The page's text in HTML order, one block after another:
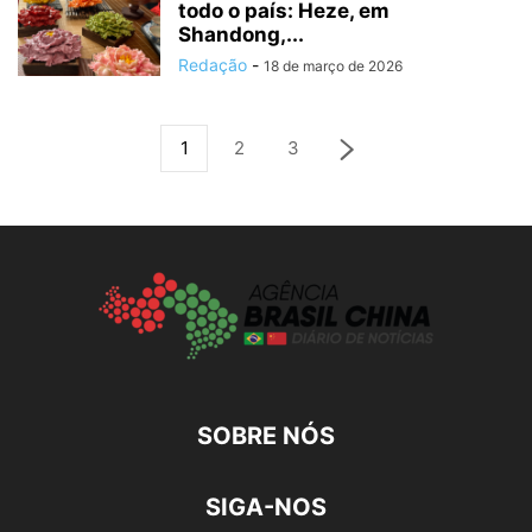
todo o país: Heze, em
Shandong,...
Redação - 18 de março de 2026
1 2 3
SOBRE NÓS
SIGA-NOS